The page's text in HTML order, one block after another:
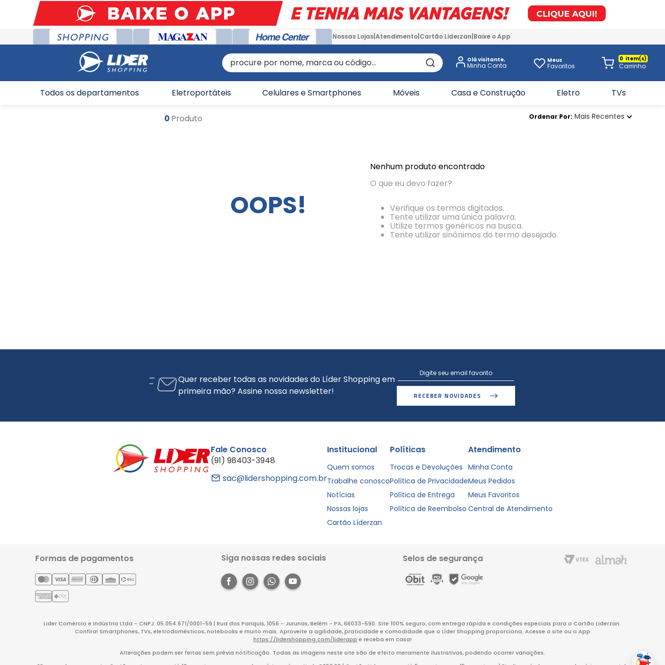
Nossas Lojas Atendimento Cartão Liderzan Baixe o App
procure por nome, marca ou código... Olá visitante, Meus
Favoritos
0
Todos os departamentos Eletroportáteis Celulares e Smartphones Móveis Casa e Construção Eletro TVs
0 Produto Ordenar Por Mais Recentes
OOPS!
Nenhum produto encontrado
O que eu devo fazer?
Verifique os termos digitados.
Tente utilizar uma única palavra.
Utilize termos genéricos na busca.
Tente utilizar sinônimos do termo desejado.
Quer receber todas as novidades do Líder Shopping em
primeira mão? Assine nossa newsletter!
RECEBER NOVIDADES
Fale Conosco
(91) 98403-3948
sac@lidershopping.com.br
Institucional
Quem somos
Trabalhe conosco
Notícias
Nossas lojas
Cartão Líderzan
Políticas
Trocas e Devoluções
Política de Privacidade
Política de Entrega
Política de Reembolso
Atendimento
Minha Conta
Meus Pedidos
Meus Favoritos
Central de Atendimento
Formas de pagamentos Siga nossas redes sociais Selos de segurança
Lider Comércio e Indústria Ltda - CNPJ: 05.054.671/0001-59 | Rua dos Pariquis, 1056 - Jurunas, Belém - PA, 66033-590. Site 100% seguro, com entrega rápida e condições especiais para o Cartão Liderzan.
Confira! Smartphones, TVs, eletrodomésticos, notebooks e muito mais. Aproveite a agilidade, praticidade e comodidade que o Líder Shopping proporciona. Acesse o site ou o App
https://lidershopping.com/liderapp e receba em casa!
Alterações podem ser feitas sem prévia notificação. Todas as imagens neste site são de efeito meramente ilustrativos, podendo ocorrer variações.